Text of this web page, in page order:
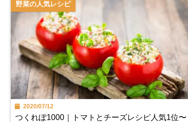
野菜の人気レシピ
2020/07/12
つくれぽ1000｜トマトとチーズレシピ人気1位〜